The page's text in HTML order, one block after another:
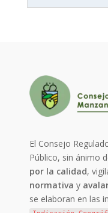
El Consejo
Público, sin ánimo
por la calidad,
normativa y
se elaboran en las